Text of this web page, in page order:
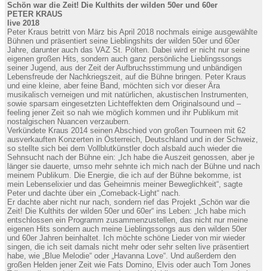
Schön war die Zeit! Die Kulthits der wilden 50er und 60er
PETER KRAUS
live 2018
Peter Kraus betritt von März bis April 2018 nochmals einige ausgewählte
Bühnen und präsentiert seine Lieblingshits der wilden 50er und 60er
Jahre, darunter auch das VAZ St. Pölten. Dabei wird er nicht nur seine
eigenen großen Hits, sondern auch ganz persönliche Lieblingssongs
seiner Jugend, aus der Zeit der Aufbruchsstimmung und unbändigen
Lebensfreude der Nachkriegszeit, auf die Bühne bringen. Peter Kraus
und eine kleine, aber feine Band, möchten sich vor dieser Ära
musikalisch verneigen und mit natürlichen, akustischen Instrumenten,
sowie sparsam eingesetzten Lichteffekten dem Originalsound und –
feeling jener Zeit so nah wie möglich kommen und ihr Publikum mit
nostalgischen Nuancen verzaubern.
Verkündete Kraus 2014 seinen Abschied von großen Tourneen mit 62
ausverkauften Konzerten in Österreich, Deutschland und in der Schweiz,
so stellte sich bei dem Vollblutkünstler doch alsbald auch wieder die
Sehnsucht nach der Bühne ein: „Ich habe die Auszeit genossen, aber je
länger sie dauerte, umso mehr sehnte ich mich nach der Bühne und nach
meinem Publikum. Die Energie, die ich auf der Bühne bekomme, ist
mein Lebenselixier und das Geheimnis meiner Beweglichkeit“, sagte
Peter und dachte über ein „Comeback-Light“ nach.
Er dachte aber nicht nur nach, sondern rief das Projekt „Schön war die
Zeit! Die Kulthits der wilden 50er und 60er“ ins Leben: „Ich habe mich
entschlossen ein Programm zusammenzustellen, das nicht nur meine
eigenen Hits sondern auch meine Lieblingssongs aus den wilden 50er
und 60er Jahren beinhaltet. Ich möchte schöne Lieder von mir wieder
singen, die ich seit damals nicht mehr oder sehr selten live präsentiert
habe, wie „Blue Melodie“ oder „Havanna Love“. Und außerdem den
großen Helden jener Zeit wie Fats Domino, Elvis oder auch Tom Jones